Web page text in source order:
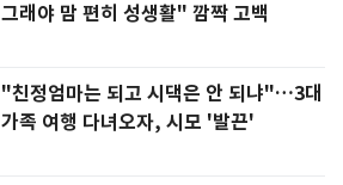
그래야 맘 편히 성생활" 깜짝 고백
"친정엄마는 되고 시댁은 안 되냐"…3대
가족 여행 다녀오자, 시모 '발끈'